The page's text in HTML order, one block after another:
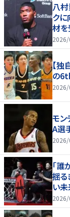
八村
ク
材
【独
の
モン
A選
「
揺
い